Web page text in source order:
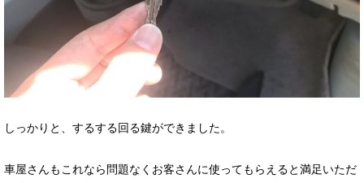
しっかりと、するする回る鍵ができました。
車屋さんもこれなら問題なくお客さんに使ってもらえると満足いただ